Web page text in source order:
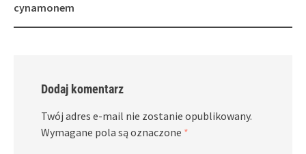
cynamonem
Dodaj komentarz
Twój adres e-mail nie zostanie opublikowany.
Wymagane pola są oznaczone *